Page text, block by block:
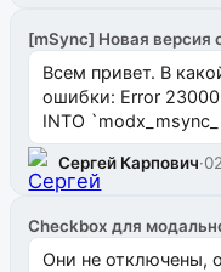
[mSync] Новая версия
Всем привет. В
ошибки: Error 23000
INTO
`uuid_1c`) VALUES ...
Сергей Карпович·
Checkbox для
Они не отключены,